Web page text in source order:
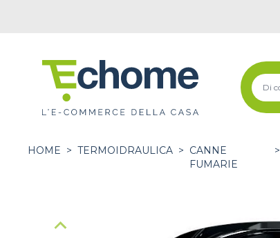
HOME > TERMOIDRAULICA > CANNE
FUMARIE
>